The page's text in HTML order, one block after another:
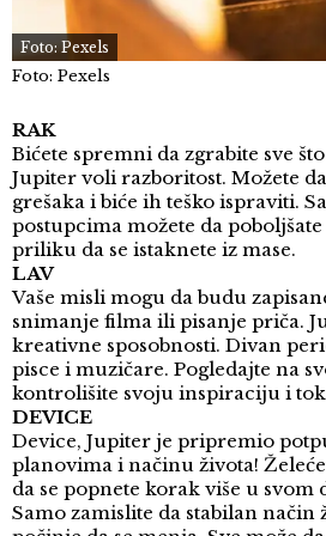
Foto: Pexels
Foto: Pexels
RAK
Bićete spremni da zgrabite sve
Jupiter voli razboritost. Možete
grešaka i biće ih teško ispraviti.
postupcima možete da
priliku da se istaknete iz mase.
LAV
Vaše misli mogu da budu
snimanje filma ili pisanje priča.
kreativne sposobnosti. Divan
pisce i muzičare. Pogledajte na
kontrolišite svoju inspiraciju i
DEVICE
Device, Jupiter je pripremio
planovima i načinu života!
da se popnete korak više u
Samo zamislite da stabilan način